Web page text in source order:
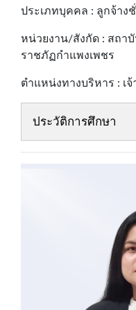
ประเภทบุคคล : ลูกจ้าง
หน่วยงาน/สังกัด : สถา
ราชภัฏกำแพงเพชร
ตำแหน่งทางบริหาร : เ
ประวัติการศึกษา